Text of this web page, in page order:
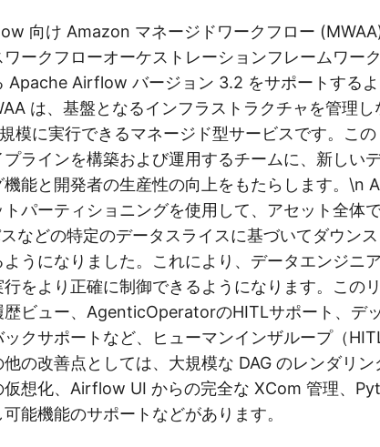
向け Amazon マネージドワークフロー
ークフローオーケストレーションフレームワー
Apache Airflow バージョン 3.2 をサポートするよ
は、基盤となるインフラストラクチャを管理
模に実行できるマネージド型サービスです。こ
ラインを構築および運用するチームに、新しい
機能と開発者の生産性の向上をもたらします。\n
パーティショニングを使用して、アセット全体
などの特定のデータスライスに基づいてダウン
ようになりました。これにより、データエンジニ
をより正確に制御できるようになります。この
歴ビュー、AgenticOperatorのHITLサポート、デ
ックサポートなど、ヒューマンインザループ（
の改善点としては、大規模な DAG のレンダリン
仮想化、Airflow UI からの完全な XCom 管理、
能機能のサポートなどがあります。